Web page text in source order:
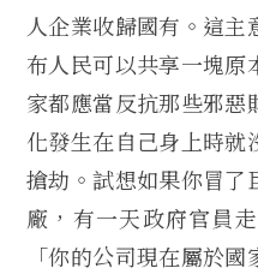
人企業收歸國有。這
布人民可以共享一塊原
家都應當反抗那些邪惡
化發生在自己身上時就
搶劫。試想如果你冒了
廠，有一天政府官員
「你的公司現在屬於